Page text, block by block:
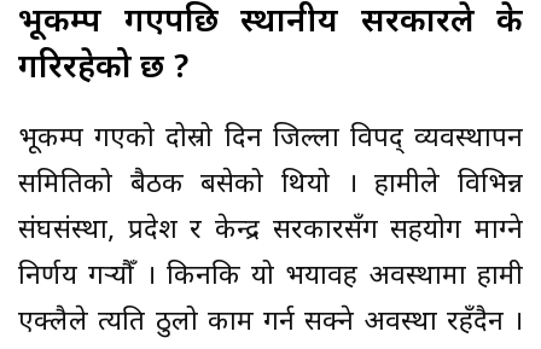
भूकम्प गएपछि स्थानीय सरकारले के
गरिरहेको छ ?
भूकम्प गएको दोस्रो दिन जिल्ला विपद् व्यवस्थापन
समितिको बैठक बसेको थियो । हामीले विभिन्न
संघसंस्था, प्रदेश र केन्द्र सरकारसँग सहयोग माग्ने
निर्णय गर्‍यौँ । किनकि यो भयावह अवस्थामा हामी
एक्लैले त्यति ठुलो काम गर्न सक्ने अवस्था रहँदैन ।